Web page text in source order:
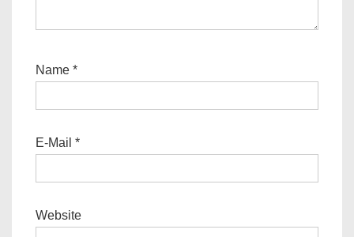
Name *
E-Mail *
Website